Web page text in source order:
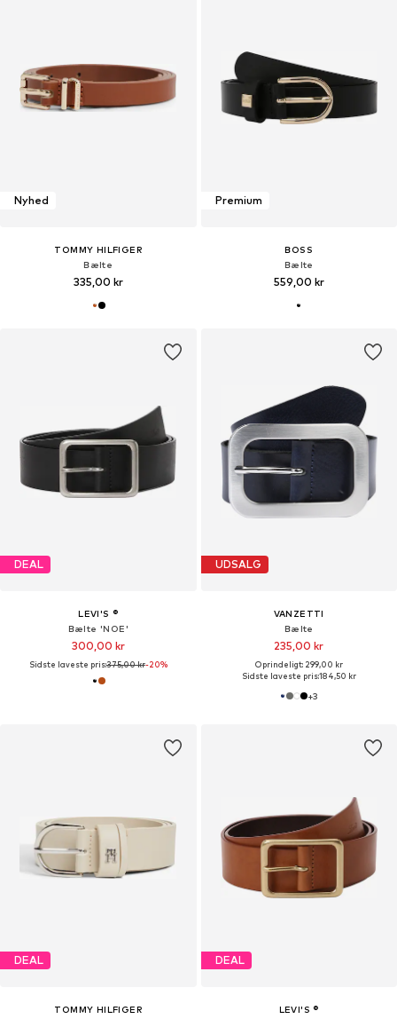
Nyhed
TOMMY HILFIGER
Bælte
335,00 kr
Premium
BOSS
Bælte
559,00 kr
DEAL
LEVI'S ®
Bælte 'NOE'
300,00 kr
Sidste laveste pris:375,00 kr-20%
UDSALG
VANZETTI
Bælte
235,00 kr
Oprindeligt: 299,00 kr
Sidste laveste pris:184,50 kr
+3
DEAL
TOMMY HILFIGER
DEAL
LEVI'S ®